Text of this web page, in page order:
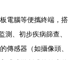
電腦等便攜終端，搭
、初步疾病篩查、
傳感器（如攝像頭、